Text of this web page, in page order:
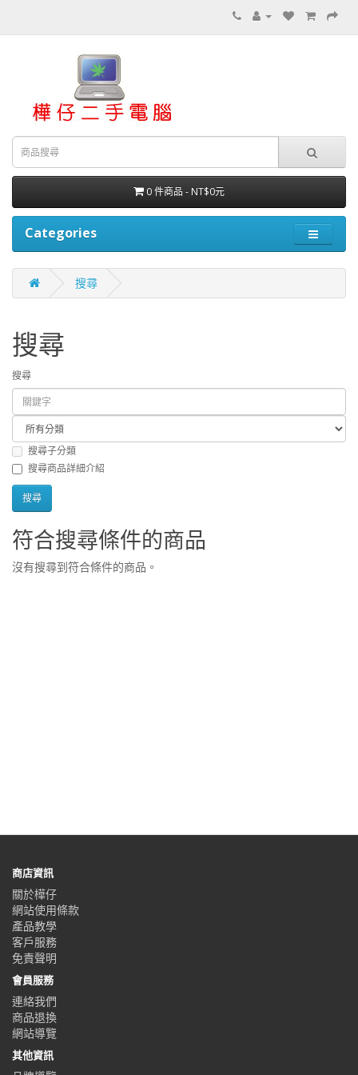
0 件商品 - NT$0元
Categories
搜尋
搜尋
搜尋
搜尋子分類
搜尋商品詳細介紹
符合搜尋條件的商品
沒有搜尋到符合條件的商品。
商店資訊
關於樺仔
網站使用條款
產品教學
客戶服務
免責聲明
會員服務
連絡我們
商品退換
網站導覽
其他資訊